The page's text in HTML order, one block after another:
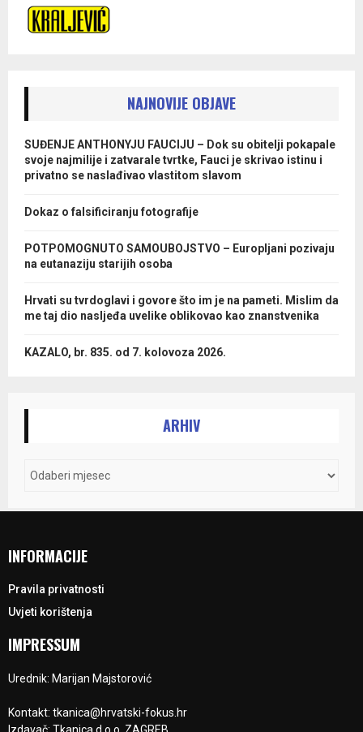
NAJNOVIJE OBJAVE
SUĐENJE ANTHONYJU FAUCIJU – Dok su obitelji pokapale
svoje najmilije i zatvarale tvrtke, Fauci je skrivao istinu i
privatno se naslađivao vlastitom slavom
Dokaz o falsificiranju fotografije
POTPOMOGNUTO SAMOUBOJSTVO – Europljani pozivaju
na eutanaziju starijih osoba
Hrvati su tvrdoglavi i govore što im je na pameti. Mislim da
me taj dio nasljeđa uvelike oblikovao kao znanstvenika
KAZALO, br. 835. od 7. kolovoza 2026.
ARHIV
INFORMACIJE
Pravila privatnosti
Uvjeti korištenja
IMPRESSUM
Urednik: Marijan Majstorović
Kontakt: tkanica@hrvatski-fokus.hr